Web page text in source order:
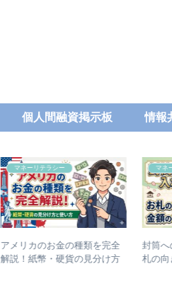
個人間融資掲示板 情報
マネーリテラシー
封筒へのお金の入れ方は？お
札の向き・順番・金額の書き
個人
【
ッシュ